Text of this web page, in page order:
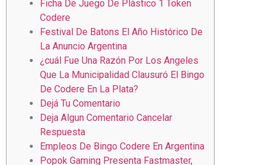
Ficha De Juego De Plàstico 1 Token
Codere
Festival De Batons El Año Histórico De
La Anuncio Argentina
¿cuál Fue Una Razón Por Los Angeles
Que La Municipalidad Clausuró El Bingo
De Codere En La Plata?
Dejá Tu Comentario
Deja Algun Comentario Cancelar
Respuesta
Empleos De Bingo Codere En Argentina
Popok Gaming Presenta Fastmaster,